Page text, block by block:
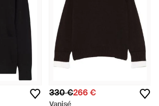
330 €266 €
Vanisé